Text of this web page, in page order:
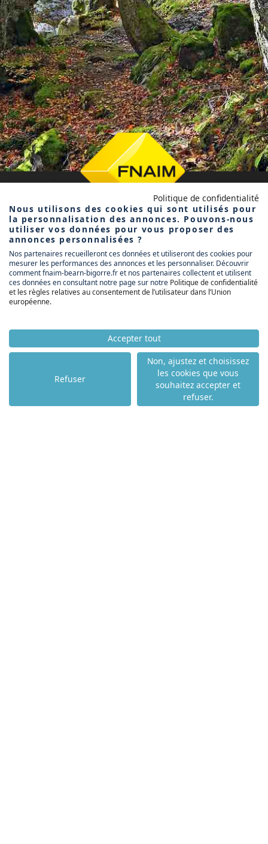
FNAIM BÉARN
BIGORRE
ACCUEIL
ACHETER
LOUER
NOS PARTENAIRES
Politique de confidentialité
Nous utilisons des cookies qui sont utilisés pour
la personnalisation des annonces. Pouvons-nous
utiliser vos données pour vous proposer des
annonces personnalisées ?
Nos partenaires recueilleront ces données et utiliseront des cookies pour
mesurer les performances des annonces et les personnaliser. Découvrir
comment fnaim-bearn-bigorre.fr et nos partenaires collectent et utilisent
ces données en consultant notre page sur notre Politique de confidentialité
et les règles relatives au consentement de l’utilisateur dans l’Union
européenne.
Accepter tout
Refuser
Non, ajustez et choisissez
les cookies que vous
souhaitez accepter et
refuser.